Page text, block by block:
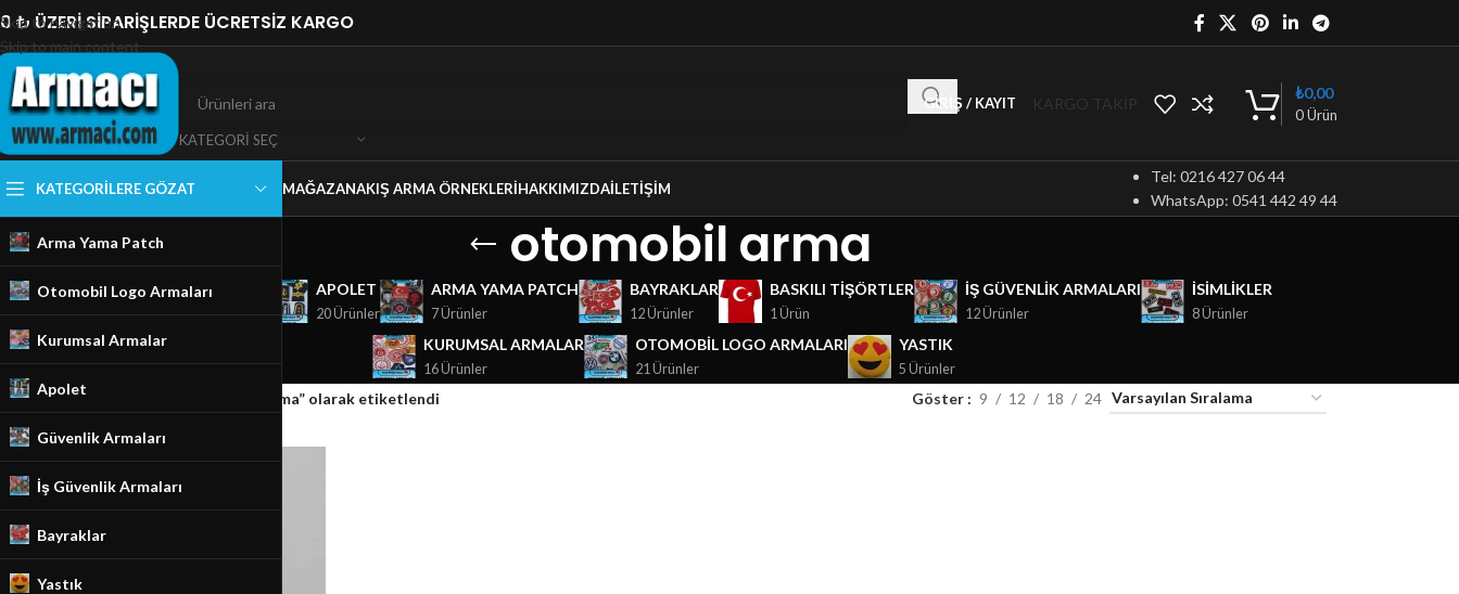
Skip to navigation
Skip to main content
₺ ÜZERİ SİPARİŞLERDE ÜCRETSİZ KARGO
KATEGORI SEÇ
GIRIŞ / KAYIT KARGO TAKİP
0Ürün
₺0,00
KATEGORILERE GÖZAT
Arma Yama Patch
Otomobil Logo Armaları
Kurumsal Armalar
Apolet
Güvenlik Armaları
İş Güvenlik Armaları
Bayraklar
Yastık
MAĞAZANAKIŞ ARMA ÖRNEKLERIHAKKIMIZDAİLETIŞIM
Tel: 0216 427 06 44
WhatsApp: 0541 442 49 44
otomobil arma
GÜVENLIK ARMALARI
18 Ürünler
APOLET
20 Ürünler
ARMA YAMA PATCH
7 Ürünler
BAYRAKLAR
12 Ürünler
BASKILI TIŞÖRTLER
1 Ürün
İŞ GÜVENLIK ARMALARI
12 Ürünler
ISIMLIKLER
8 Ürünler
KURUMSAL ARMALAR
16 Ürünler
OTOMOBIL LOGO ARMALARI
21 Ürünler
YASTIK
5 Ürünler
Ana Sayfa/Mağaza Ürünler “otomobil arma” olarak etiketlendi Göster 9 12 18 24